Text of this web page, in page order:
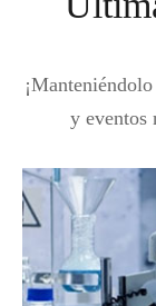
y eventos